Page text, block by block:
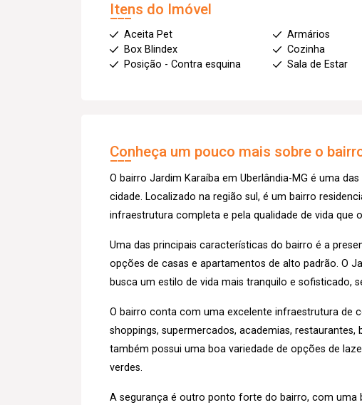
Itens do Imóvel
Aceita Pet Armários
Box Blindex
Cozinha
Posição - Contra esquina
Sala de Estar
Conheça um pouco mais sobre o
O bairro Jardim Karaíba em Uberlândia-MG é uma
cidade. Localizado na região sul, é um bairro
infraestrutura completa e pela qualidade de vida que
Uma das principais características do bairro é a
opções de casas e apartamentos de alto padrão. O
busca um estilo de vida mais tranquilo e sofisticado,
O bairro conta com uma excelente infraestrutura de
shoppings, supermercados, academias,
também possui uma boa variedade de opções de
verdes.
A segurança é outro ponto forte do bairro, com uma